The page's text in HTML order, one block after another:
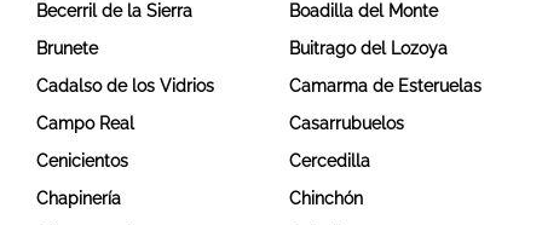
Becerril de la Sierra
Boadilla del Monte
Brunete
Buitrago del Lozoya
Cadalso de los Vidrios
Camarma de Esteruelas
Campo Real
Casarrubuelos
Cenicientos
Cercedilla
Chapinería
Chinchón